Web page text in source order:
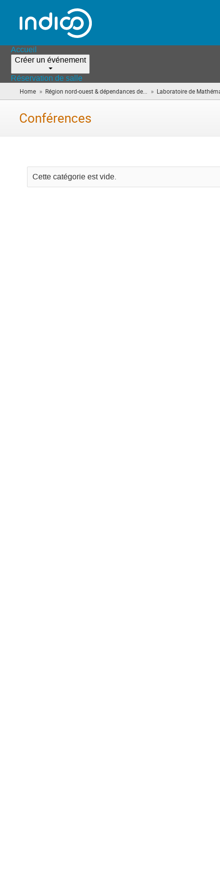
Accueil
Créer un événement
Réservation de salle
Home » Région nord-ouest & dépendances de... » Laboratoire de
Conférences
Cette catégorie est vide.